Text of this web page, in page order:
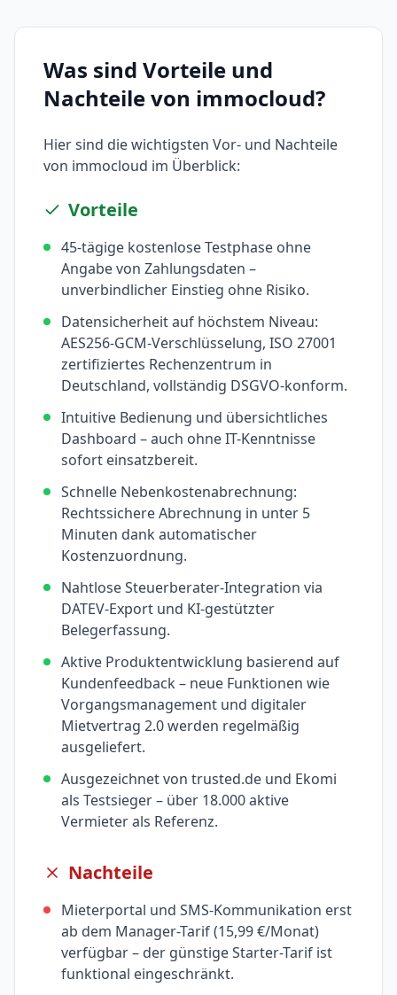
Was sind Vorteile und
Nachteile von immocloud?
Hier sind die wichtigsten Vor- und Nachteile
von immocloud im Überblick:
Vorteile
45-tägige kostenlose Testphase ohne
Angabe von Zahlungsdaten –
unverbindlicher Einstieg ohne Risiko.
Datensicherheit auf höchstem Niveau:
AES256-GCM-Verschlüsselung, ISO 27001
zertifiziertes Rechenzentrum in
Deutschland, vollständig DSGVO-konform.
Intuitive Bedienung und übersichtliches
Dashboard – auch ohne IT-Kenntnisse
sofort einsatzbereit.
Schnelle Nebenkostenabrechnung:
Rechtssichere Abrechnung in unter 5
Minuten dank automatischer
Kostenzuordnung.
Nahtlose Steuerberater-Integration via
DATEV-Export und KI-gestützter
Belegerfassung.
Aktive Produktentwicklung basierend auf
Kundenfeedback – neue Funktionen wie
Vorgangsmanagement und digitaler
Mietvertrag 2.0 werden regelmäßig
ausgeliefert.
Ausgezeichnet von trusted.de und Ekomi
als Testsieger – über 18.000 aktive
Vermieter als Referenz.
Nachteile
Mieterportal und SMS-Kommunikation erst
ab dem Manager-Tarif (15,99 €/Monat)
verfügbar – der günstige Starter-Tarif ist
funktional eingeschränkt.